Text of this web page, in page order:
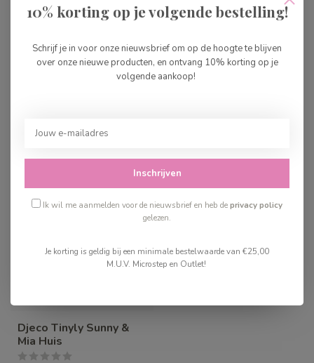
Djeco Tinyly Woodland
Op voorraad
€36,99
Recent bekeken
Djeco Tinyly Sunny &
Mia Huis
10% korting op je volgende bestelling!
Schrijf je in voor onze nieuwsbrief om op de hoogte te blijven
over onze nieuwe producten, en ontvang 10% korting op je
volgende aankoop!
Inschrijven
Ik wil me aanmelden voor de nieuwsbrief en heb deprivacy policy
gelezen.
Je korting is geldig bij een minimale bestelwaarde van €25,00
M.U.V. Microstep en Outlet!